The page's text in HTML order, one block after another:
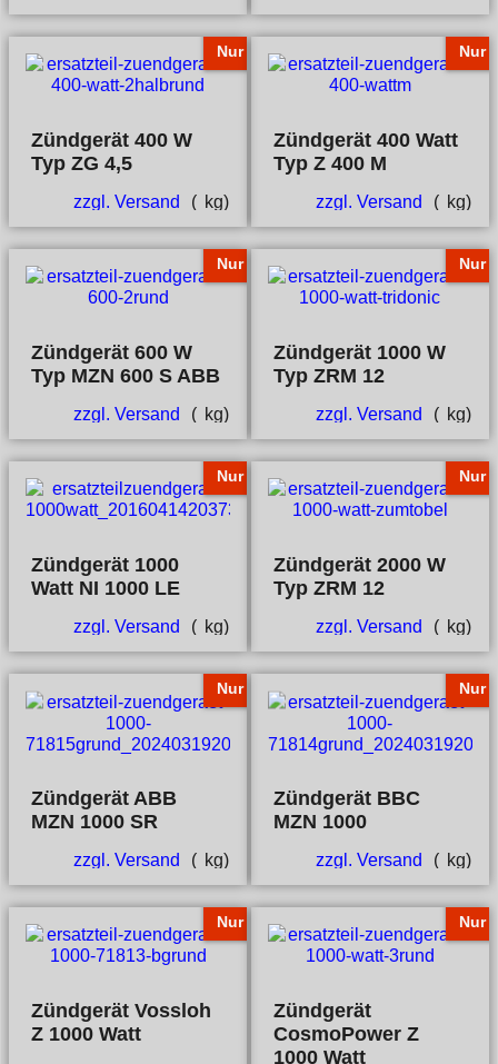
Nur
Zündgerät 400 W
Typ ZG 4,5
zzgl. Versand kg
Nur
Zündgerät 400 Watt
Typ Z 400 M
zzgl. Versand kg
Nur
Zündgerät 600 W
Typ MZN 600 S ABB
zzgl. Versand kg
Nur
Zündgerät 1000 W
Typ ZRM 12
zzgl. Versand kg
Nur
Zündgerät 1000
Watt NI 1000 LE
zzgl. Versand kg
Nur
Zündgerät 2000 W
Typ ZRM 12
zzgl. Versand kg
Nur
Zündgerät ABB
MZN 1000 SR
zzgl. Versand kg
Nur
Zündgerät BBC
MZN 1000
zzgl. Versand kg
Nur
Zündgerät Vossloh
Z 1000 Watt
Nur
Zündgerät
CosmoPower Z
1000 Watt